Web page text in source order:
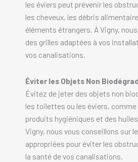
les éviers peut prévenir les
les cheveux, les débris
éléments étrangers. À Vigny,
des grilles adaptées à vos
vos canalisations.
Éviter les Objets Non
Évitez de jeter des objets non
les toilettes ou les éviers,
produits hygiéniques et des
Vigny, nous vous conseillons sur
appropriées pour éviter les
la santé de vos canalisations.